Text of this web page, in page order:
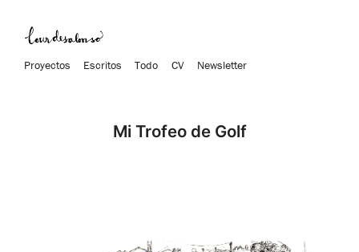
Proyectos Escritos Todo CV Newsletter
Mi Trofeo de Golf